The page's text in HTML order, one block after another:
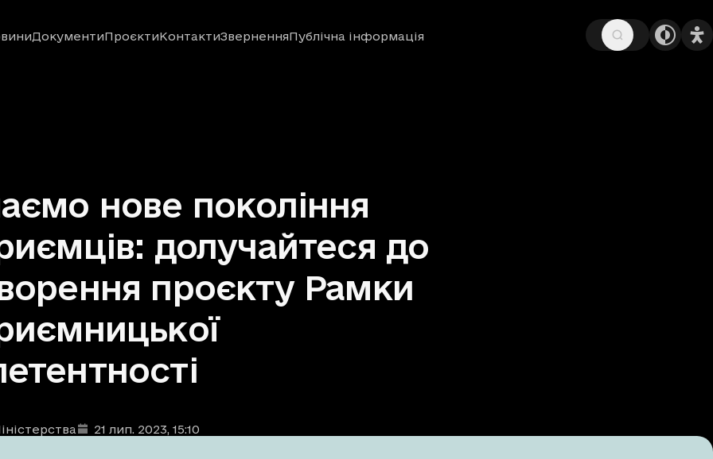
ДокументиПроєктиКонтактиЗверненняПублічна інформація
нове покоління
долучайтеся до
проєкту Рамки
: 21 лип. 2023, 15:10